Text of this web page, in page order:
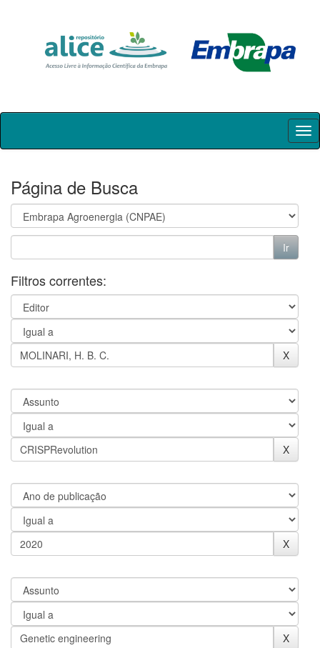
Skip
Página de Busca
Filtros correntes: